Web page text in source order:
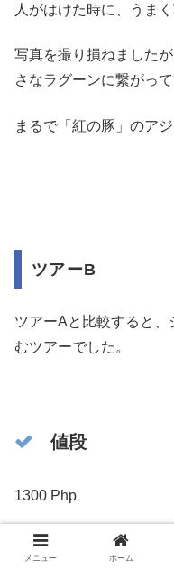
人がはけた時に、うま
写真を撮り損ねました
さなラグーンに繋がって
まるで「紅の豚」のア
ツアーB
ツアーAと比較すると
むツアーでした。
値段
1300 Php
ツアーAと違い、追加
メニュー ホーム